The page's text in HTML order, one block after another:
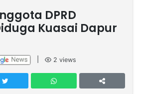
DPRD
Kuasai Dapur
2 views